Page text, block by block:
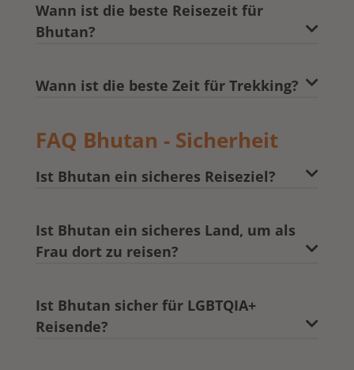
Wann ist die beste Reisezeit für
Bhutan?
Wann ist die beste Zeit für Trekking?
FAQ Bhutan - Sicherheit
Ist Bhutan ein sicheres Reiseziel?
Ist Bhutan ein sicheres Land, um als
Frau dort zu reisen?
Ist Bhutan sicher für LGBTQIA+
Reisende?